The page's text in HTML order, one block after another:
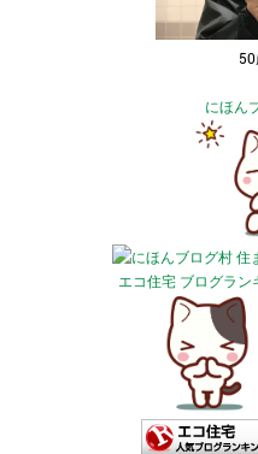
にほん
エコ住宅 ブログラン